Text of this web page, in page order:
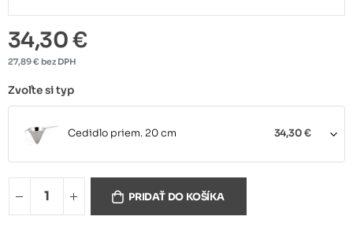
34,30 €
27,89 € bez DPH
Zvoľte si typ
Cedidlo priem. 20 cm 34,30 €
Cedidlo priem. 24 cm
PRIDAŤ DO KOŠÍKA